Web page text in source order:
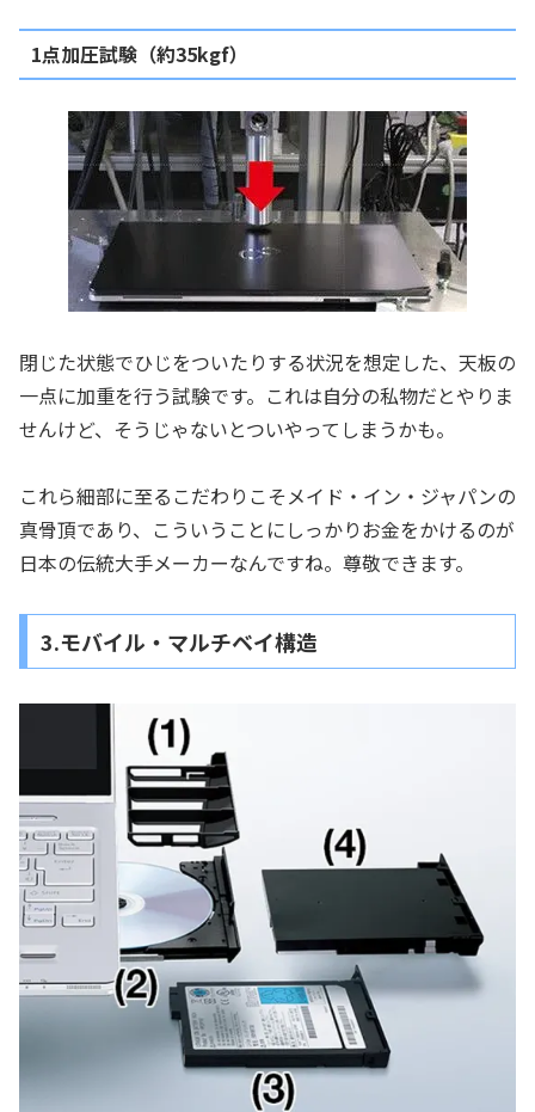
1点加圧試験（約35kgf）
閉じた状態でひじをついたりする状況を想定した、天板の
一点に加重を行う試験です。これは自分の私物だとやりま
せんけど、そうじゃないとついやってしまうかも。
これら細部に至るこだわりこそメイド・イン・ジャパンの
真骨頂であり、こういうことにしっかりお金をかけるのが
日本の伝統大手メーカーなんですね。尊敬できます。
3.モバイル・マルチベイ構造